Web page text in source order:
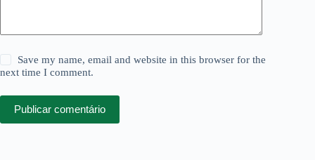
Save my name, email and website in this browser for the
next time I comment.
Publicar comentário